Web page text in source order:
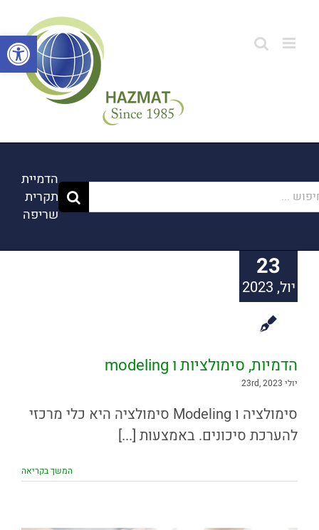
פתח
הדמיית
תקרית
שריפה
23
יול, 2023
הדמיות, סימולציות ו modeling
יולי 23rd, 2023
סימולציה ו Modeling סימולציה היא כלי מרכזי
להערכת סיכונים. באמצעות [...]
המשך בקריאה